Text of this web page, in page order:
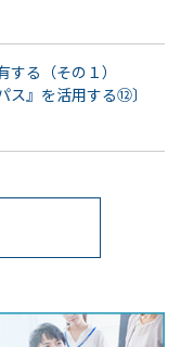
る（その１）
ス』を活用する⑫〕